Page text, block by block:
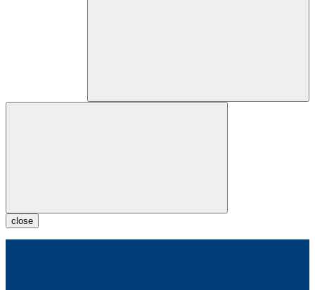
close